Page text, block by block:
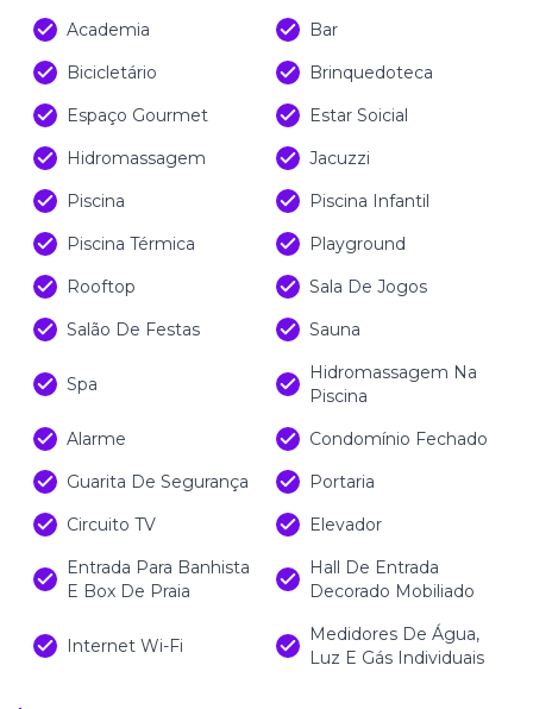
Academia
Bar
Bicicletário
Brinquedoteca
Espaço Gourmet
Estar Soicial
Hidromassagem
Jacuzzi
Piscina
Piscina Infantil
Piscina Térmica
Playground
Rooftop
Sala De Jogos
Salão De Festas
Sauna
Spa
Hidromassagem Na
Piscina
Alarme
Condomínio Fechado
Guarita De Segurança
Portaria
Circuito TV
Elevador
Entrada Para Banhista
E Box De Praia
Hall De Entrada
Decorado Mobiliado
Internet Wi-Fi
Medidores De Água,
Luz E Gás Individuais